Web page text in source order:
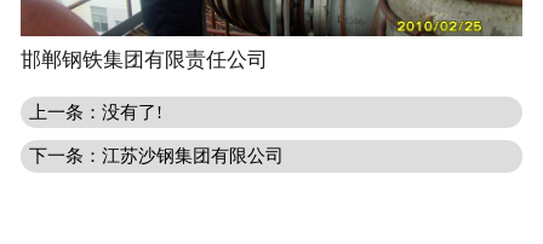
邯郸钢铁集团有限责任公司
上一条：没有了!
下一条：江苏沙钢集团有限公司